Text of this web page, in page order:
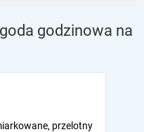
godzinowa na
przelotny